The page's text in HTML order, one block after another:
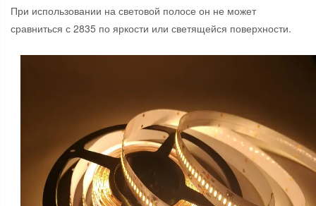
При использовании на световой полосе он не может
сравниться с 2835 по яркости или светящейся поверхности.